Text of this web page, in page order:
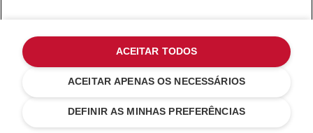
Pistachio
€ 466,65
€ 549,00
Poupar nos
DEFINIR AS MINHAS PREFERÊNCIAS
ACEITAR APENAS OS NECESSÁRIOS
ACEITAR TODOS